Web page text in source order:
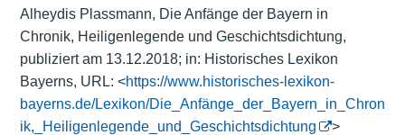
Alheydis Plassmann, Die Anfänge der Bayern in
Chronik, Heiligenlegende und Geschichtsdichtung,
publiziert am 13.12.2018; in: Historisches Lexikon
Bayerns, URL: <https://www.historisches-lexikon-
bayerns.de/Lexikon/Die_Anfänge_der_Bayern_in_Chron
ik,_Heiligenlegende_und_Geschichtsdichtung
>